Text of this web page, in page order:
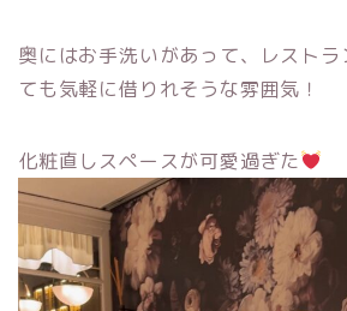
奥にはお手洗いがあって、レストラ
ても気軽に借りれそうな雰囲気！
化粧直しスペースが可愛過ぎた